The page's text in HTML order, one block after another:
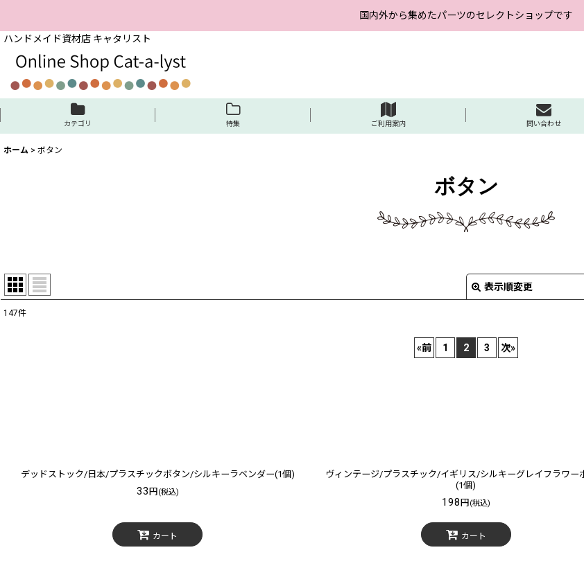
国内外から集めたパーツのセレクトショップです
ハンドメイド資材店 キャタリスト
カテゴリ 特集 ご利用案内 問い合わせ
ホーム > ボタン
ボタン
表示順変更
147件
«前 1 2 3 次»
デッドストック/日本/プラスチックボタン/シルキーラベンダー(1個)
33 円 (税込)
カート
ヴィンテージ/プラスチック/イギリス/シルキーグレイフラワー
(1個)
198 円 (税込)
カート